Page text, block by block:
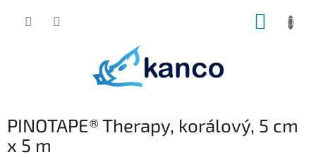
PINOTAPE® Therapy, korálový, 5 cm
x 5 m